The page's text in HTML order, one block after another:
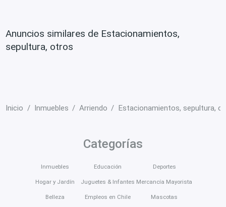
Anuncios similares de Estacionamientos,
sepultura, otros
Inicio Inmuebles Arriendo Estacionamientos, sepultura,
Categorías
Inmuebles
Hogar y Jardín
Belleza
Educación
Juguetes & Infantes
Empleos en Chile
Deportes
Mercancía Mayorista
Mascotas